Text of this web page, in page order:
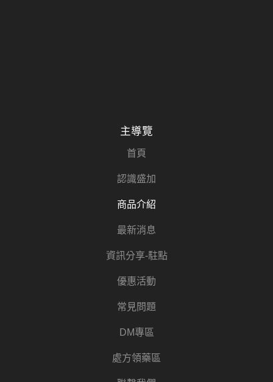
主導覽
首頁
認識盛加
商品介紹
最新消息
資訊分享-駐點
優惠活動
常見問題
DM專區
處方領藥區